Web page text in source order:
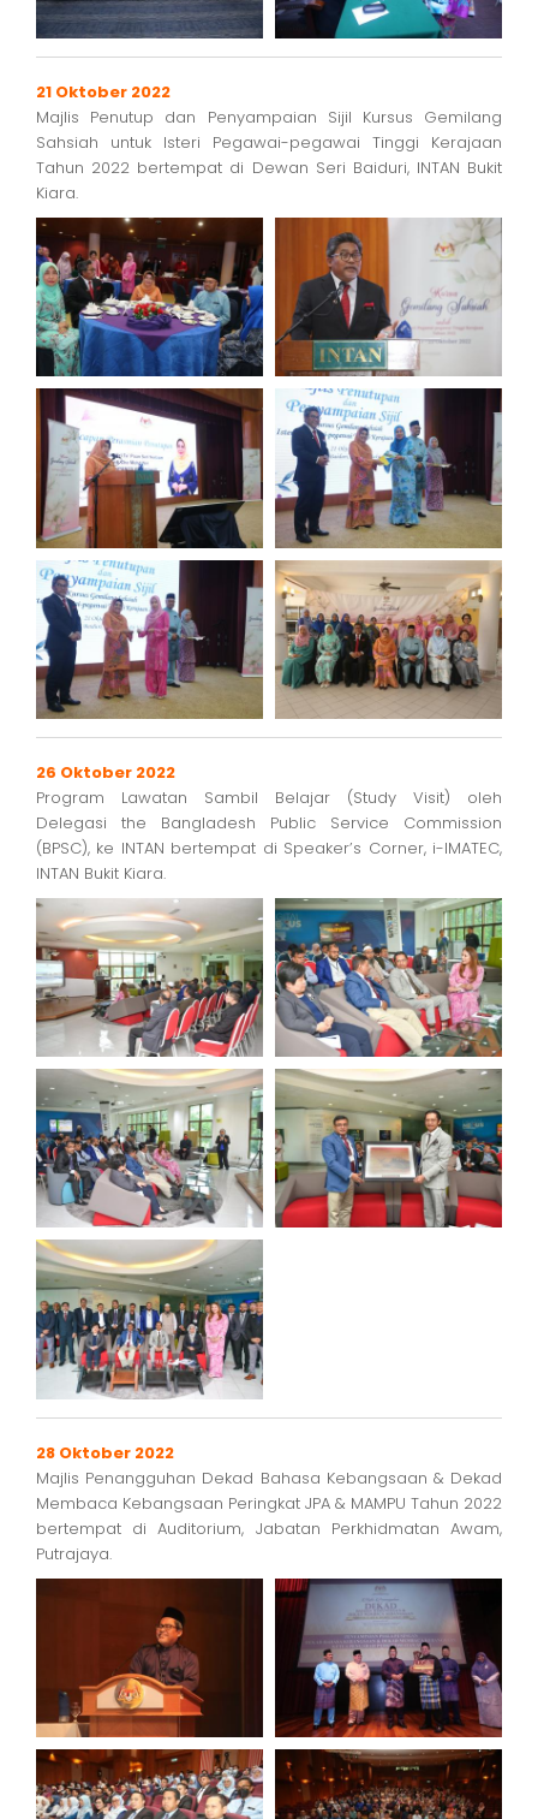
21 Oktober 2022
Majlis Penutup dan Penyampaian Sijil Kursus Gemilang
Sahsiah untuk Isteri Pegawai-pegawai Tinggi Kerajaan
Tahun 2022 bertempat di Dewan Seri Baiduri, INTAN Bukit
Kiara.
26 Oktober 2022
Program Lawatan Sambil Belajar (Study Visit) oleh
Delegasi the Bangladesh Public Service Commission
(BPSC), ke INTAN bertempat di Speaker’s Corner, i-IMATEC,
INTAN Bukit Kiara.
28 Oktober 2022
Majlis Penangguhan Dekad Bahasa Kebangsaan & Dekad
Membaca Kebangsaan Peringkat JPA & MAMPU Tahun 2022
bertempat di Auditorium, Jabatan Perkhidmatan Awam,
Putrajaya.